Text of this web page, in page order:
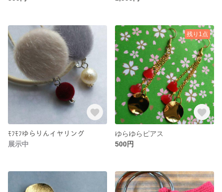
ﾓﾌﾓﾌゆらりんイヤリング
展示中
残り1点
ゆらゆらピアス
500円